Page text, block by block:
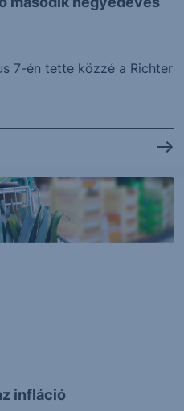
7-én tette közzé a Richter
infláció